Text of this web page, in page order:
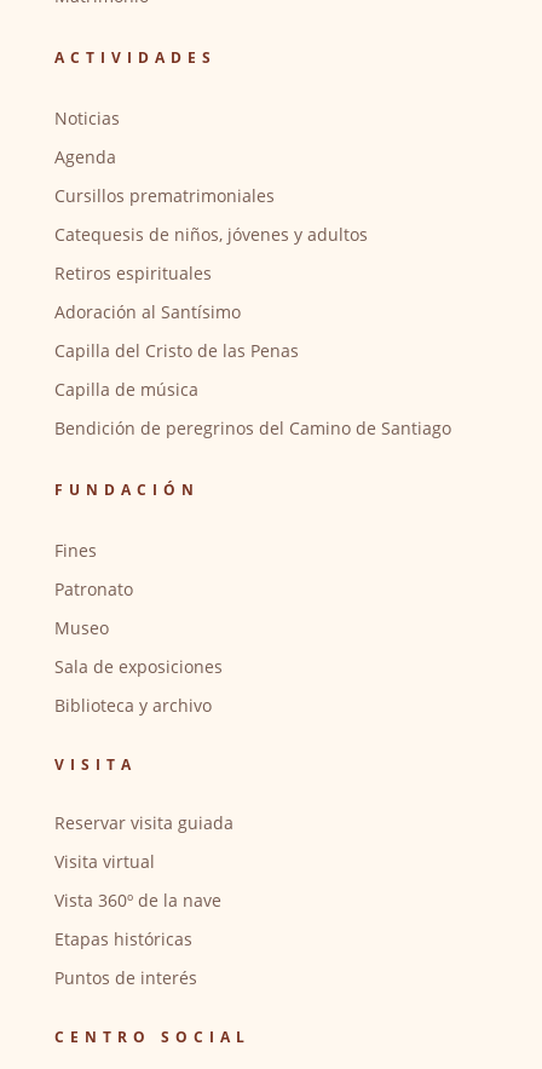
ACTIVIDADES
Noticias
Agenda
Cursillos prematrimoniales
Catequesis de niños, jóvenes y adultos
Retiros espirituales
Adoración al Santísimo
Capilla del Cristo de las Penas
Capilla de música
Bendición de peregrinos del Camino de Santiago
FUNDACIÓN
Fines
Patronato
Museo
Sala de exposiciones
Biblioteca y archivo
VISITA
Reservar visita guiada
Visita virtual
Vista 360º de la nave
Etapas históricas
Puntos de interés
CENTRO SOCIAL